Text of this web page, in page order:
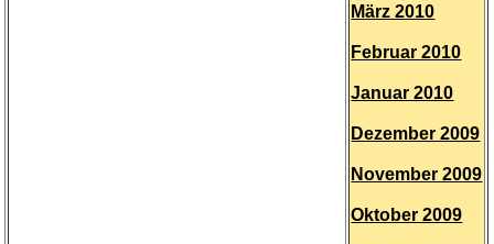
März 2010
Februar 2010
Januar 2010
Dezember 2009
November 2009
Oktober 2009